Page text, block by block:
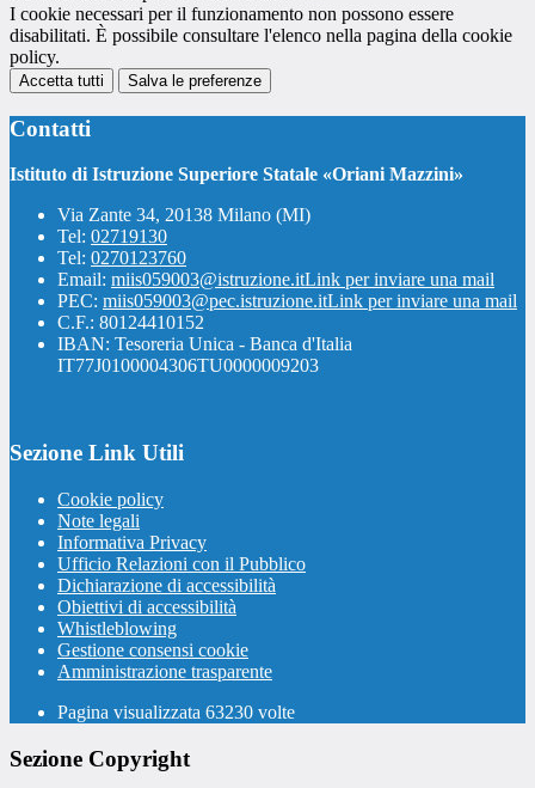
I cookie necessari per il funzionamento non possono essere
disabilitati. È possibile consultare l'elenco nella pagina della cookie
policy.
Accetta tutti Salva le preferenze
Contatti
Istituto di Istruzione Superiore Statale «Oriani Mazzini»
Via Zante 34, 20138 Milano (MI)
Tel: 02719130
Tel: 0270123760
Email: miis059003@istruzione.itLink per inviare una mail
PEC: miis059003@pec.istruzione.itLink per inviare una mail
C.F.: 80124410152
IBAN: Tesoreria Unica - Banca d'Italia
IT77J0100004306TU0000009203
Sezione Link Utili
Cookie policy
Note legali
Informativa Privacy
Ufficio Relazioni con il Pubblico
Dichiarazione di accessibilità
Obiettivi di accessibilità
Whistleblowing
Gestione consensi cookie
Amministrazione trasparente
Pagina visualizzata 63230 volte
Sezione Copyright